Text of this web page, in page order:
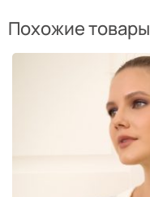
Похожие товары